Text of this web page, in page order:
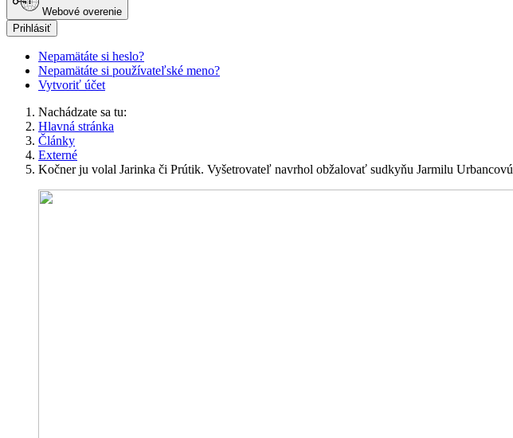
Webové overenie
Prihlásiť
Nepamätáte si heslo?
Nepamätáte si používateľské meno?
Vytvoriť účet
Nachádzate sa tu:
Hlavná stránka
Články
Externé
Kočner ju volal Jarinka či Prútik. Vyšetrovateľ navrhol obžalovať sudkyňu Jarmilu Urbancovú